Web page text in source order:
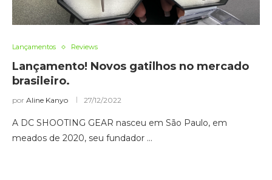
Lançamentos Reviews
Lançamento! Novos gatilhos no mercado
brasileiro.
por Aline Kanyo 27/12/2022
A DC SHOOTING GEAR nasceu em São Paulo, em
meados de 2020, seu fundador …